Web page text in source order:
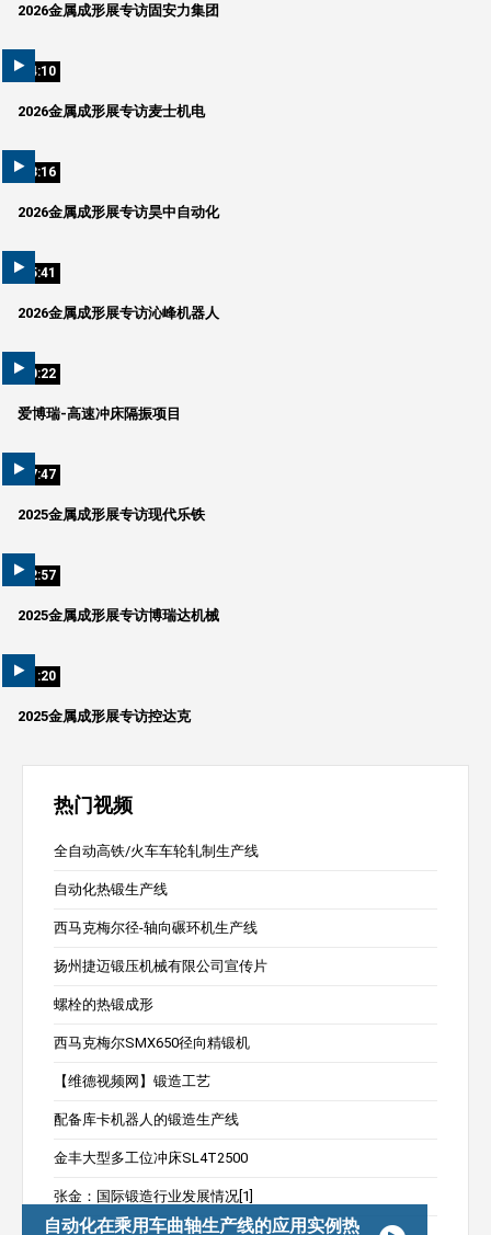
2026金属成形展专访固安力集团
04:10
2026金属成形展专访麦士机电
03:16
2026金属成形展专访昊中自动化
05:41
2026金属成形展专访沁峰机器人
00:22
爱博瑞-高速冲床隔振项目
07:47
2025金属成形展专访现代乐铁
02:57
2025金属成形展专访博瑞达机械
01:20
2025金属成形展专访控达克
热门视频
全自动高铁/火车车轮轧制生产线
自动化热锻生产线
西马克梅尔径-轴向碾环机生产线
扬州捷迈锻压机械有限公司宣传片
螺栓的热锻成形
西马克梅尔SMX650径向精锻机
【维德视频网】锻造工艺
配备库卡机器人的锻造生产线
金丰大型多工位冲床SL4T2500
张金：国际锻造行业发展情况[1]
自动化在乘用车曲轴生产线的应用实例热